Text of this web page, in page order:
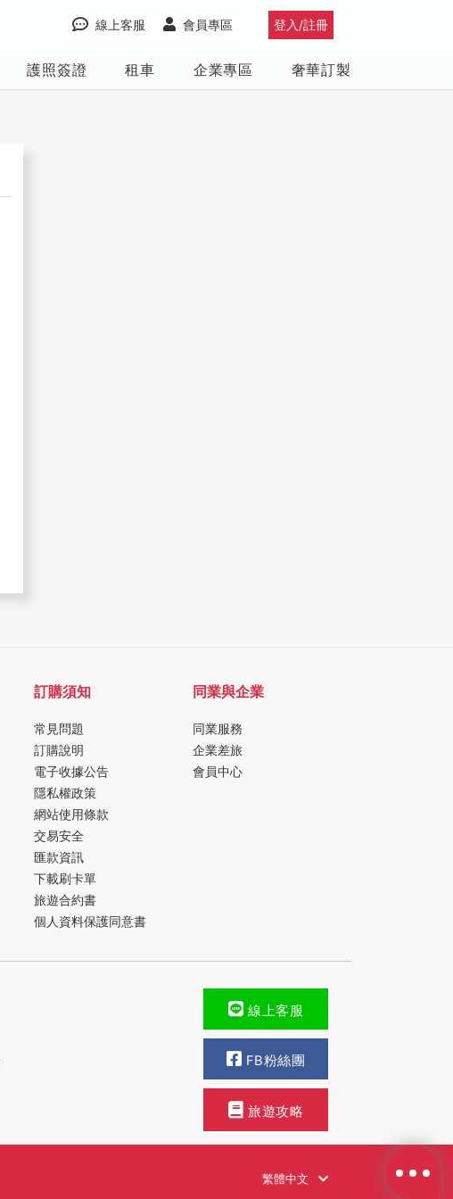
登入/註冊
會員專區
線上客服
護照簽證 租車 企業專區 奢華訂製
訂購須知
常見問題
訂購說明
電子收據公告
隱私權政策
網站使用條款
交易安全
匯款資訊
下載刷卡單
旅遊合約書
個人資料保護同意書
同業與企業
同業服務
企業差旅
會員中心
線上客服
FB粉絲團
旅遊攻略
繁體中文